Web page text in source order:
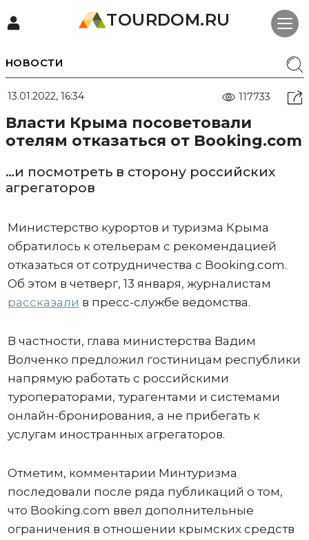
TOURDOM.RU
НОВОСТИ
13.01.2022, 16:34 117733
Власти Крыма посоветовали
отелям отказаться от Booking.com
…и посмотреть в сторону российских
агрегаторов
Министерство курортов и туризма Крыма
обратилось к отельерам с рекомендацией
отказаться от сотрудничества с Booking.com.
Об этом в четверг, 13 января, журналистам
рассказали в пресс-службе ведомства.
В частности, глава министерства Вадим
Волченко предложил гостиницам республики
напрямую работать с российскими
туроператорами, турагентами и системами
онлайн-бронирования, а не прибегать к
услугам иностранных агрегаторов.
Отметим, комментарии Минтуризма
последовали после ряда публикаций о том,
что Booking.com ввел дополнительные
ограничения в отношении крымских средств